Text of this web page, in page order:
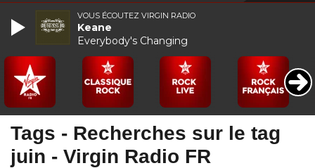
Tags - Recherches sur le tag
juin - Virgin Radio FR
VOUS ÉCOUTEZ VIRGIN RADIO
Keane
Everybody's Changing